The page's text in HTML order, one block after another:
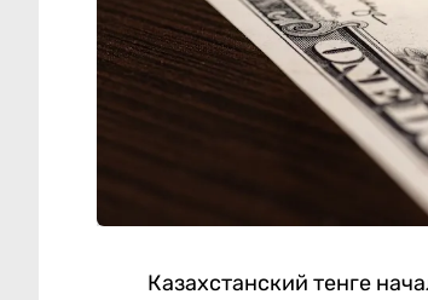
Казахстанский тенге